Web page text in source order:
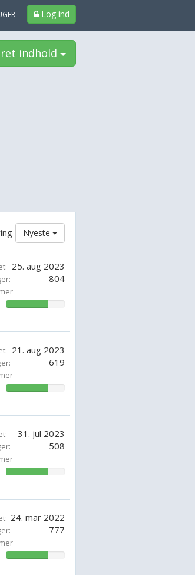
Log ind
indhold
Nyeste
25. aug 2023
804
71.42857142857143%
21. aug 2023
619
71.42857142857143%
31. jul 2023
508
71.42857142857143%
24. mar 2022
777
71.42857142857143%